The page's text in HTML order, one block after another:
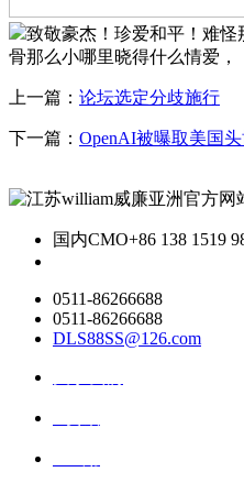
致敬豪杰！珍爱和平！难怪
骨那么小哪里晓得什么情爱，
上一篇： 论坛选定分歧施行
下一篇： OpenAI被曝取美国
国内CMO+86 138 1519
0511-86266688
0511-86266688
DLS88SS@126.com